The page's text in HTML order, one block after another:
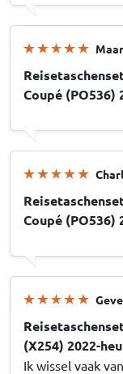
Coupé
Coupé
(X254) 2022-
Ik wissel vaak